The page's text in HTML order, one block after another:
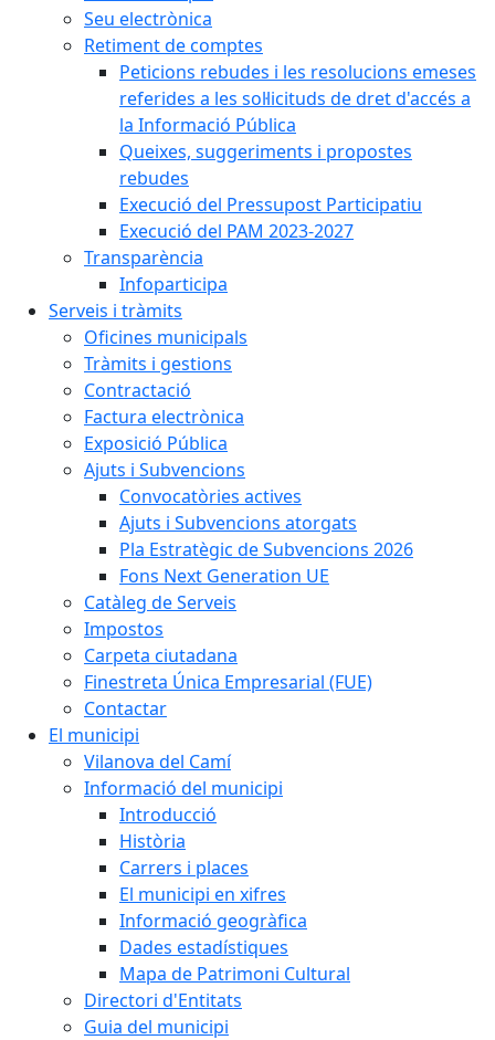
Seu electrònica
Retiment de comptes
Peticions rebudes i les resolucions emeses
referides a les sol·licituds de dret d'accés a
la Informació Pública
Queixes, suggeriments i propostes
rebudes
Execució del Pressupost Participatiu
Execució del PAM 2023-2027
Transparència
Infoparticipa
Serveis i tràmits
Oficines municipals
Tràmits i gestions
Contractació
Factura electrònica
Exposició Pública
Ajuts i Subvencions
Convocatòries actives
Ajuts i Subvencions atorgats
Pla Estratègic de Subvencions 2026
Fons Next Generation UE
Catàleg de Serveis
Impostos
Carpeta ciutadana
Finestreta Única Empresarial (FUE)
Contactar
El municipi
Vilanova del Camí
Informació del municipi
Introducció
Història
Carrers i places
El municipi en xifres
Informació geogràfica
Dades estadístiques
Mapa de Patrimoni Cultural
Directori d'Entitats
Guia del municipi